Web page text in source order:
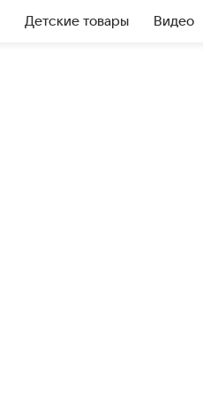
Детские товары Видео